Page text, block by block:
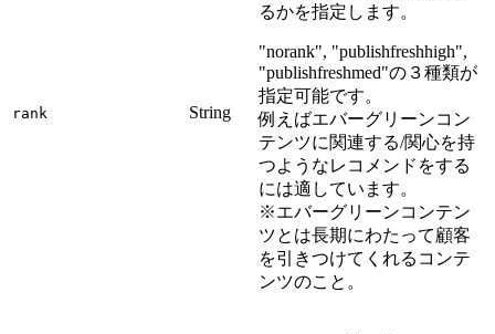
rank String
るかを指定します。
"norank", "publishfreshhigh",
"publishfreshmed"の３種類が
指定可能です。
例えばエバーグリーンコン
テンツに関連する/関心を持
つようなレコメンドをする
には適しています。
※エバーグリーンコンテン
ツとは長期にわたって顧客
を引きつけてくれるコンテ
ンツのこと。